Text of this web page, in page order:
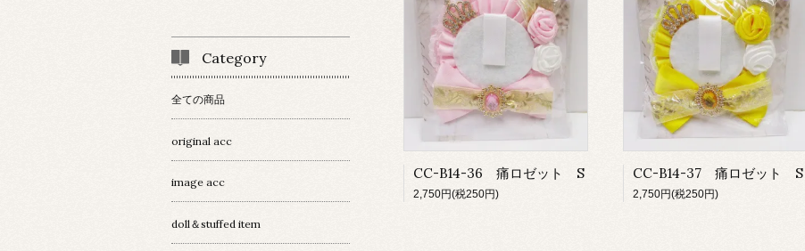
CC-B14-36 痛ロゼット S
2,750円(税250円)
CC-B14-37 痛ロゼット S
2,750円(税250円)
Category
全ての商品
original acc
image acc
doll＆stuffed item